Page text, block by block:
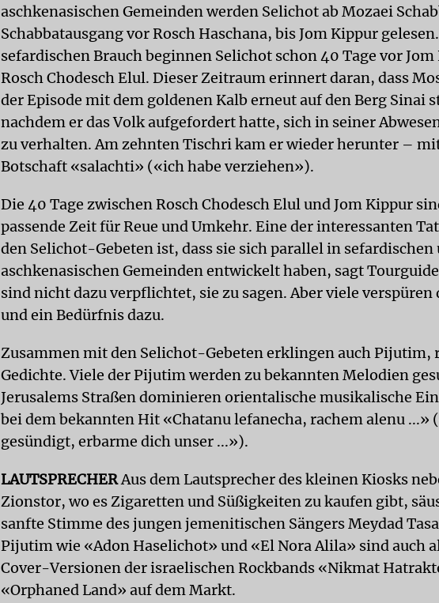
aschkenasischen Gemeinden werden Selichot ab Mozaei
Schabbatausgang vor Rosch Haschana, bis Jom Kippur
sefardischen Brauch beginnen Selichot schon 40 Tage vor
Rosch Chodesch Elul. Dieser Zeitraum erinnert daran, dass
der Episode mit dem goldenen Kalb erneut auf den Berg Sinai
nachdem er das Volk aufgefordert hatte, sich in seiner
zu verhalten. Am zehnten Tischri kam er wieder herunter –
Botschaft «salachti» («ich habe verziehen»).
Die 40 Tage zwischen Rosch Chodesch Elul und Jom Kippur
passende Zeit für Reue und Umkehr. Eine der interessanten
den Selichot-Gebeten ist, dass sie sich parallel in sefardischen
aschkenasischen Gemeinden entwickelt haben, sagt
sind nicht dazu verpflichtet, sie zu sagen. Aber viele verspüren
und ein Bedürfnis dazu.
Zusammen mit den Selichot-Gebeten erklingen auch Pijutim,
Gedichte. Viele der Pijutim werden zu bekannten Melodien
Jerusalems Straßen dominieren orientalische musikalische
bei dem bekannten Hit «Chatanu lefanecha, rachem alenu ...»
gesündigt, erbarme dich unser ...»).
LAUTSPRECHERAus dem Lautsprecher des kleinen Kiosks
Zionstor, wo es Zigaretten und Süßigkeiten zu kaufen gibt,
sanfte Stimme des jungen jemenitischen Sängers Meydad
Pijutim wie «Adon Haselichot» und «El Nora Alila» sind auch
Cover-Versionen der israelischen Rockbands «Nikmat
«Orphaned Land» auf dem Markt.